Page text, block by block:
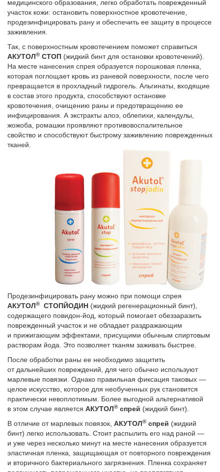
медицинского образования, легко обработать поврежденный
участок кожи: остановить поверхностное кровотечение,
продезинфицировать рану и обеспечить ее защиту в процессе
заживления.
Так, с поверхностным кровотечением поможет справиться
АКУТОЛ® СТОП (жидкий бинт для остановки кровотечений).
На месте нанесения спрея образуется порошковая пленка,
которая поглощает кровь из раневой поверхности, после чего
превращается в прохладный гидрогель. Альгинаты, входящие
в состав этого продукта, способствуют остановке
кровотечения, очищению раны и предотвращению ее
инфицирования. А экстракты алоэ, облепихи, календулы,
жожоба, ромашки проявляют противовоспалительное
свойство и способствуют быстрому заживлению поврежденных
тканей.
Продезинфицировать рану можно при помощи спрея
АКУТОЛ® СТОПЙОДИН (жидкий регенерационный бинт),
содержащего повидон-йод, который помогает обеззаразить
поврежденный участок и не обладает раздражающим
и прижигаю­щим эффектами, присущими обычным спиртовым
растворам йода. Это позволяет тканям заживать быстрее.
После обработки раны ее необходимо защитить
от дальнейших повреждений, для чего обычно используют
марлевые повязки. Однако правильная фиксация таковых —
целое искусство, которое для необученных рук становится
практически невоплотимым. Более выгодной альтернативой
в этом случае является АКУТОЛ® спрей (жидкий бинт).
В отличие от марлевых повязок, АКУТОЛ® спрей (жидкий
бинт) легко использовать. Стоит распылить его над раной —
и уже через несколько минут на месте нанесения образуется
эластичная пленка, защищающая от повторного повреждения
и вторичного бактериального загрязнения. Пленка сохраняет